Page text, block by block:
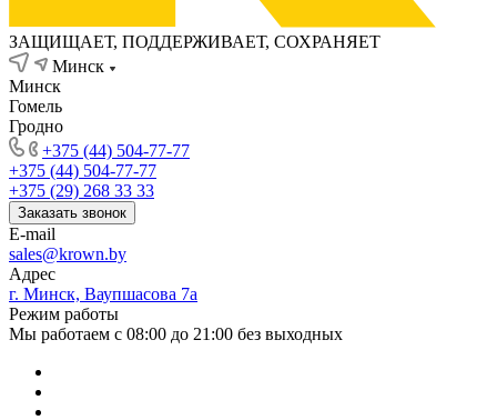
ЗАЩИЩАЕТ, ПОДДЕРЖИВАЕТ, СОХРАНЯЕТ
Минск
Минск
Гомель
Гродно
+375 (44) 504-77-77
+375 (44) 504-77-77
+375 (29) 268 33 33
Заказать звонок
E-mail
sales@krown.by
Адрес
г. Минск, Ваупшасова 7а
Режим работы
Мы работаем с 08:00 до 21:00 без выходных